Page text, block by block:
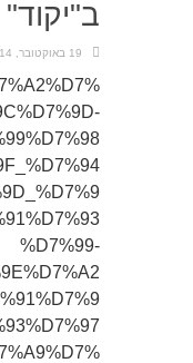
ב"יקוד"
19 באוקטובר, 2014 | 10:45
%D7%99-